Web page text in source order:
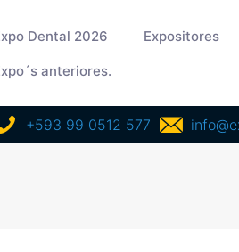
Dental 2026 Expositores
anteriores.
+593 99 0512 577